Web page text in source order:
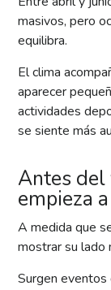
masivos, pero
equilibra.
El clima
aparecer
actividades
se siente más
Antes del
empieza
A medida que
mostrar su lado
Surgen eventos